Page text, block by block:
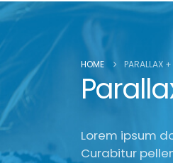
HOME PARALLAX
Lorem ipsum
Curabitur